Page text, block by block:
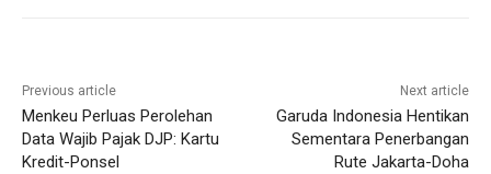
Previous article
Menkeu Perluas Perolehan
Data Wajib Pajak DJP: Kartu
Kredit-Ponsel
Next article
Garuda Indonesia Hentikan
Sementara Penerbangan
Rute Jakarta-Doha